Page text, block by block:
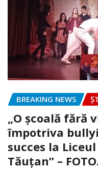
BREAKING NEWS
„O școală fără
împotriva
succes la
Tăuțan” –